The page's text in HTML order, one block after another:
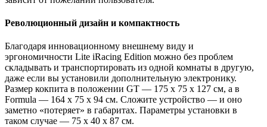
Революционный дизайн и компактность
Благодаря инновационному внешнему виду и
эргономичности Lite iRacing Edition можно без проблем
складывать и транспортировать из одной комнаты в другую,
даже если вы установили дополнительную электронику.
Размер кокпита в положении GT — 175 х 75 х 127 см, а в
Formula — 164 х 75 х 94 см. Сложите устройство — и оно
заметно «потеряет» в габаритах. Параметры установки в
таком случае — 75 х 40 х 87 см.